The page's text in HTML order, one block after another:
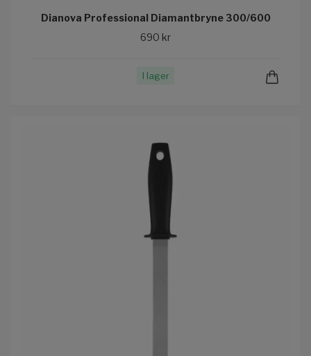
Dianova Professional Diamantbryne 300/600
690 kr
I lager